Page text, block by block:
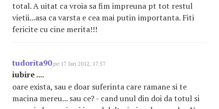
total. A uitat ca vroia sa fim impreuna pt tot restul
vietii...asa ca varsta e cea mai putin importanta. Fiti
fericite cu cine merita!!!
tudorita90pe 17 Ian 2012, 17:57
iubire ....
oare exista, sau e doar suferinta care ramane si te
macina mereu... sau ce? - cand unul din doi da totul si